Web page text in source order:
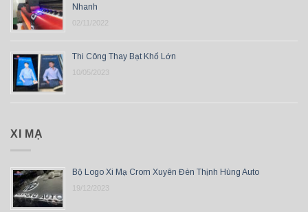
Nhanh
02/11/2022
Thi Công Thay Bạt Khổ Lớn
10/05/2023
XI MẠ
Bộ Logo Xi Mạ Crom Xuyên Đèn Thịnh Hùng Auto
19/12/2023